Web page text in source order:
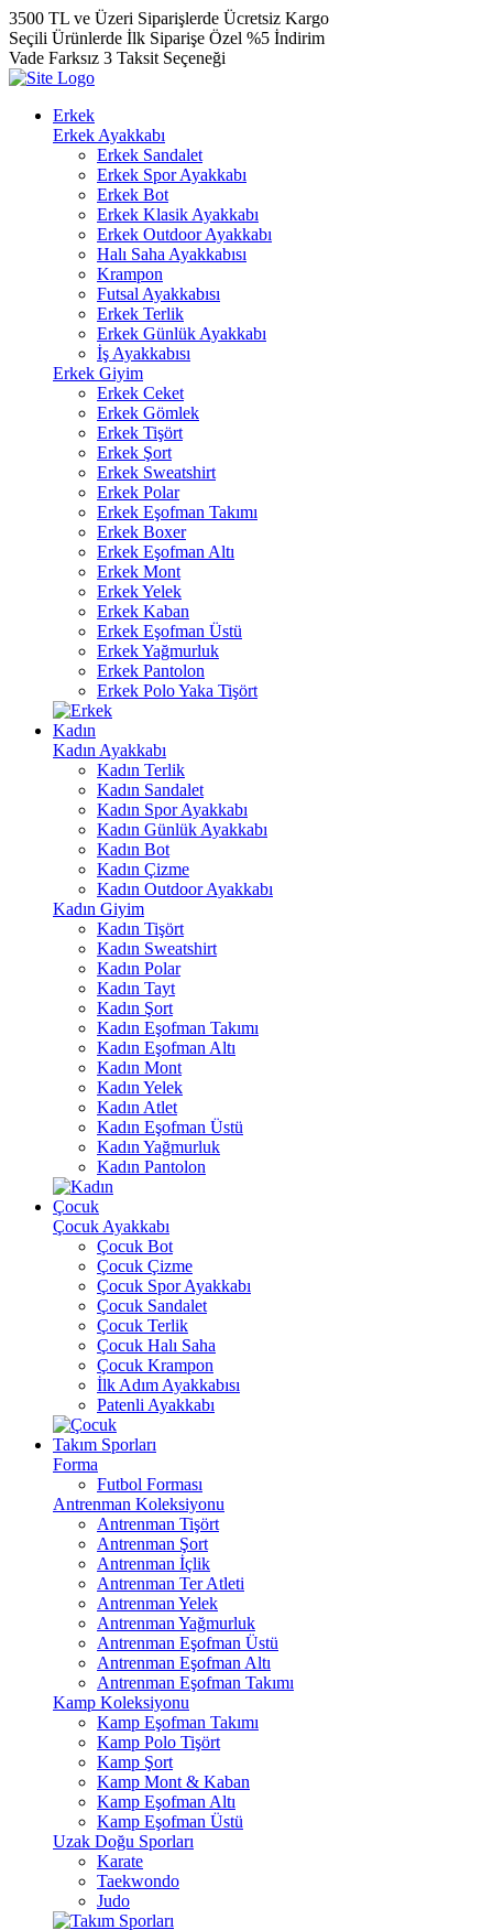
3500 TL ve Üzeri Siparişlerde Ücretsiz Kargo
Seçili Ürünlerde İlk Siparişe Özel %5 İndirim
Vade Farksız 3 Taksit Seçeneği
Erkek
Erkek Ayakkabı
Erkek Sandalet
Erkek Spor Ayakkabı
Erkek Bot
Erkek Klasik Ayakkabı
Erkek Outdoor Ayakkabı
Halı Saha Ayakkabısı
Krampon
Futsal Ayakkabısı
Erkek Terlik
Erkek Günlük Ayakkabı
İş Ayakkabısı
Erkek Giyim
Erkek Ceket
Erkek Gömlek
Erkek Tişört
Erkek Şort
Erkek Sweatshirt
Erkek Polar
Erkek Eşofman Takımı
Erkek Boxer
Erkek Eşofman Altı
Erkek Mont
Erkek Yelek
Erkek Kaban
Erkek Eşofman Üstü
Erkek Yağmurluk
Erkek Pantolon
Erkek Polo Yaka Tişört
Kadın
Kadın Ayakkabı
Kadın Terlik
Kadın Sandalet
Kadın Spor Ayakkabı
Kadın Günlük Ayakkabı
Kadın Bot
Kadın Çizme
Kadın Outdoor Ayakkabı
Kadın Giyim
Kadın Tişört
Kadın Sweatshirt
Kadın Polar
Kadın Tayt
Kadın Şort
Kadın Eşofman Takımı
Kadın Eşofman Altı
Kadın Mont
Kadın Yelek
Kadın Atlet
Kadın Eşofman Üstü
Kadın Yağmurluk
Kadın Pantolon
Çocuk
Çocuk Ayakkabı
Çocuk Bot
Çocuk Çizme
Çocuk Spor Ayakkabı
Çocuk Sandalet
Çocuk Terlik
Çocuk Halı Saha
Çocuk Krampon
İlk Adım Ayakkabısı
Patenli Ayakkabı
Takım Sporları
Forma
Futbol Forması
Antrenman Koleksiyonu
Antrenman Tişört
Antrenman Şort
Antrenman İçlik
Antrenman Ter Atleti
Antrenman Yelek
Antrenman Yağmurluk
Antrenman Eşofman Üstü
Antrenman Eşofman Altı
Antrenman Eşofman Takımı
Kamp Koleksiyonu
Kamp Eşofman Takımı
Kamp Polo Tişört
Kamp Şort
Kamp Mont & Kaban
Kamp Eşofman Altı
Kamp Eşofman Üstü
Uzak Doğu Sporları
Karate
Taekwondo
Judo